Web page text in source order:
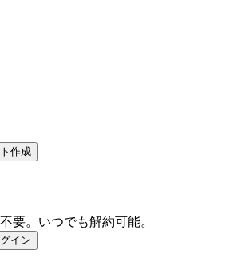
作成
要。いつでも解約可能。
イン